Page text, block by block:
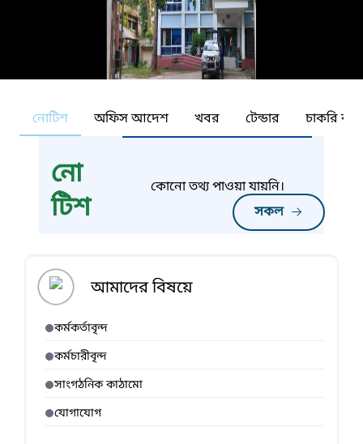
নোটিশ অফিস আদেশ খবর টেন্ডার চাকরি
নো
টিশ
সকল
কোনো তথ্য পাওয়া যায়নি।
আমাদের বিষয়ে
কর্মকর্তাবৃন্দ
কর্মচারীবৃন্দ
সাংগঠনিক কাঠামো
যোগাযোগ